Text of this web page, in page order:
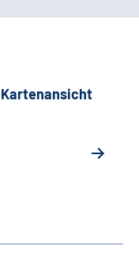
Kartenansicht